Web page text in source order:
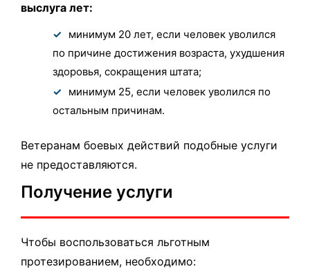
выслуга лет:
минимум 20 лет, если человек уволился
по причине достижения возраста, ухудшения
здоровья, сокращения штата;
минимум 25, если человек уволился по
остальным причинам.
Ветеранам боевых действий подобные услуги
не предоставляются.
Получение услуги
Чтобы воспользоваться льготным
протезированием, необходимо: